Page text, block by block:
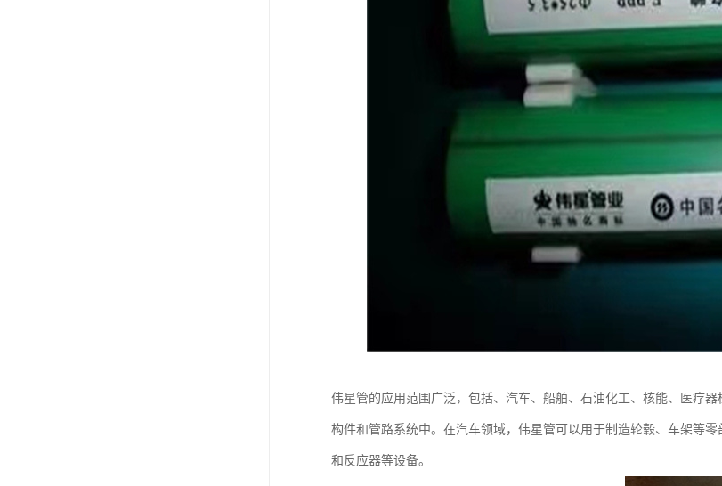
伟星管的应用范围广泛，包括、汽车、船舶、石油化工、核能、医疗
构件和管路系统中。在汽车领域，伟星管可以用于制造轮毂、车架等
和反应器等设备。